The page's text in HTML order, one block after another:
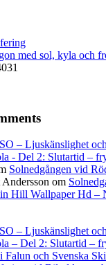
med sol, kyla och
– Ljuskänslighet
- Del 2: Slutartid –
Solnedgången vid
om
Hill Wallpaper Hd –
– Ljuskänslighet
– Del 2: Slutartid –
Falun och Svenska